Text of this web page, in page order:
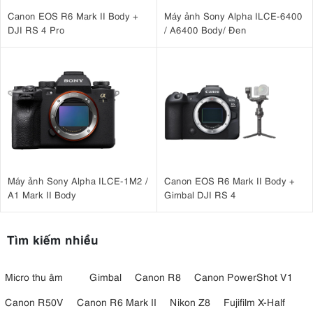
3.4. Ổn định hình ảnh 5 trục lên đến 8 stop
một tính năng mới cho phép kết nối với điểm lấy nét. Về nguyên tắc,
hợp ổn định điện tử và ổn định cơ học để tăng hiệu quả ở chế độ
Canon EOS R6 Mark II Body +
DJI RS 4 Pro
Máy ảnh Sony Alpha ILCE-6400
/ A6400 Body/ Đen
Máy ảnh Sony Alpha ILCE-1M2 /
A1 Mark II Body
Canon EOS R6 Mark II Body +
Gimbal DJI RS 4
Tìm kiếm nhiều
Micro thu âm Gimbal Canon R8
Canon PowerShot V1
Canon R50V
Canon R6 Mark II Nikon Z8
Fujifilm X-Half